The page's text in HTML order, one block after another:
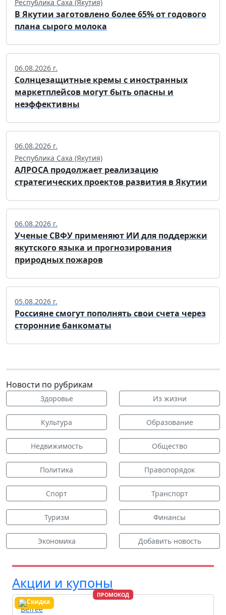
Республика Саха (Якутия)
В Якутии заготовлено более 65% от годового
плана сырого молока
06.08.2026 г.
Солнцезащитные кремы с иностранных
маркетплейсов могут быть опасны и
неэффективны
06.08.2026 г.
Республика Саха (Якутия)
АЛРОСА продолжает реализацию
стратегических проектов развития в Якутии
06.08.2026 г.
Ученые СВФУ применяют ИИ для поддержки
якутского языка и прогнозирования
природных пожаров
05.08.2026 г.
Россияне смогут пополнять свои счета через
сторонние банкоматы
Новости по рубрикам
Здоровье Из жизни
Культура Образование
Недвижимость Общество
Политика Правопорядок
Спорт Транспорт
Туризм Финансы
Экономика Добавить новость
Акции и купоны
ПРОМОКОД
Befree